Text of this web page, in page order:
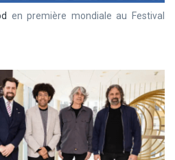
en première mondiale au Festival